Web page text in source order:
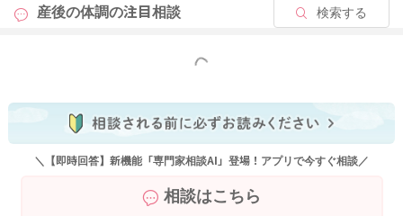
産後の体調の注目相談 検索する
もっと見る
＼【即時回答】新機能「専門家相談AI」登場！アプリで今すぐ相談／
相談はこちら